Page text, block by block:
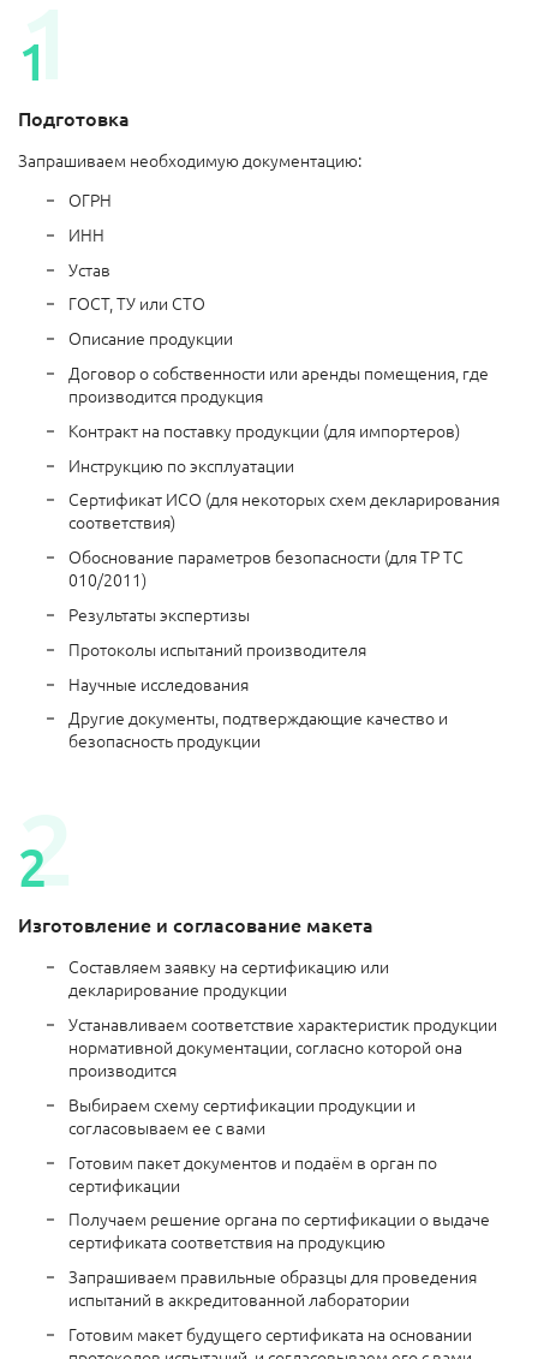
Подготовка
Запрашиваем необходимую документацию:
ОГРН
ИНН
Устав
ГОСТ, ТУ или СТО
Описание продукции
Договор о собственности или аренды помещения, где
производится продукция
Контракт на поставку продукции (для импортеров)
Инструкцию по эксплуатации
Сертификат ИСО (для некоторых схем декларирования
соответствия)
Обоснование параметров безопасности (для ТР ТС
010/2011)
Результаты экспертизы
Протоколы испытаний производителя
Научные исследования
Другие документы, подтверждающие качество и
безопасность продукции
Изготовление и согласование макета
Составляем заявку на сертификацию или
декларирование продукции
Устанавливаем соответствие характеристик продукции
нормативной документации, согласно которой она
производится
Выбираем схему сертификации продукции и
согласовываем ее с вами
Готовим пакет документов и подаём в орган по
сертификации
Получаем решение органа по сертификации о выдаче
сертификата соответствия на продукцию
Запрашиваем правильные образцы для проведения
испытаний в аккредитованной лаборатории
Готовим макет будущего сертификата на основании